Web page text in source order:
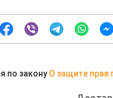
по закону О защите прав